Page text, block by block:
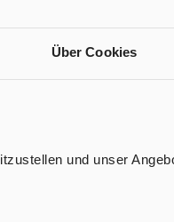
Über Cookies
und unser